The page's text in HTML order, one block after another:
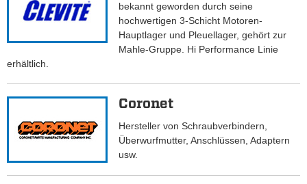
bekannt geworden durch seine
hochwertigen 3-Schicht Motoren-
Hauptlager und Pleuellager, gehört zur
Mahle-Gruppe. Hi Performance Linie
erhältlich.
Coronet
Hersteller von Schraubverbindern,
Überwurfmutter, Anschlüssen, Adaptern
usw.